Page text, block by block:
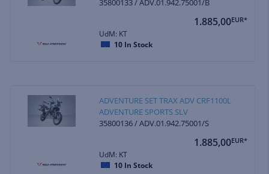
35800133 / ADV.01.942.75001/B
1.885,00EUR*
UdM: KT
10 In Stock
ADVENTURE SET TRAX ADV CRF1100L
ADVENTURE SPORTS SLV
35800136 / ADV.01.942.75001/S
1.885,00EUR*
UdM: KT
10 In Stock